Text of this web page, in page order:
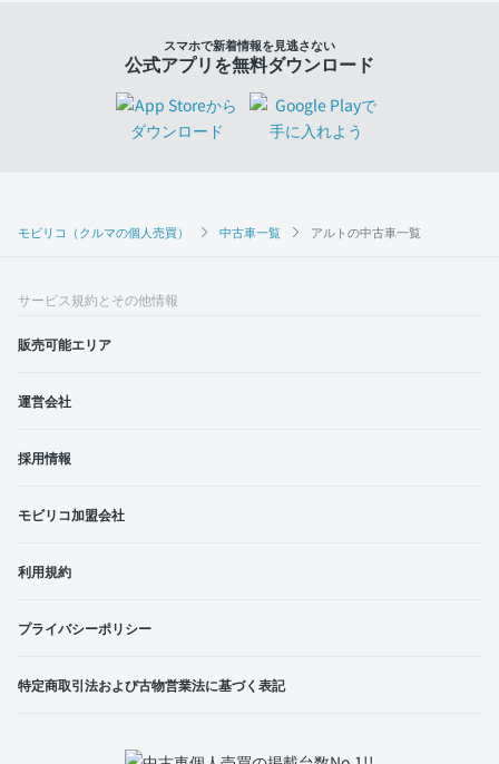
モビリコ（クルマの個人売買） 中古車一覧 アルトの中古車一覧
スマホで新着情報を見逃さない
公式アプリを無料ダウンロード
サービス規約とその他情報
販売可能エリア
運営会社
採用情報
モビリコ加盟会社
利用規約
プライバシーポリシー
特定商取引法および古物営業法に基づく表記